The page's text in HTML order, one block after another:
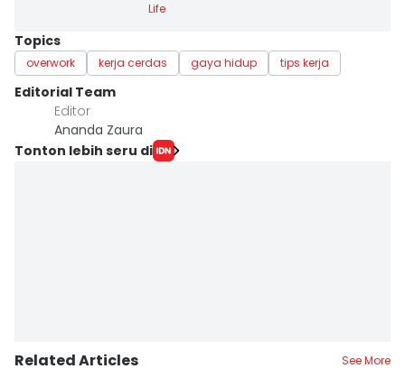
Life
Topics
overwork kerja cerdas gaya hidup tips kerja
Editorial Team
Editor
Ananda Zaura
Tonton lebih seru di
Related Articles See More